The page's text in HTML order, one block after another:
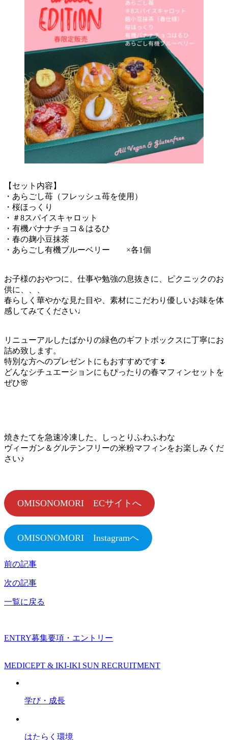
【セット内容】
・あらごし苺（フレッシュ苺を使用）
・桜ほっくり
・＃8スパイスキャロット
・有機バナナチョコ＆はるひ
・春の麹小豆抹茶
・あらごし有機ブルーベリー ×各1個
お子様のおやつに、仕事や勉強の息抜きに、ピクニックのお
供に、、、
春らしく華やかな見た目や、素材にこだわり優しいお味を体
感してみてください♩
リニューアルしたばかりの緑色のギフトボックスに丁寧にお
詰め致します。
特別な方へのプレゼントにもおすすめです🌷
どんなシチュエーションにもぴったりの春マフィンセットを
ぜひ🌸
焼きたてを急速冷凍した、しっとりふわふわな
ヴィーガン＆グルテンフリーの米粉マフィンをお楽しみくだ
さい♪
OMISONOMORI ECサイトへ
OMISONOMORI Instagramへ
前の記事
次の記事
一覧に戻る
ENTRY募集要項・エントリー
MEDICEPT & IKI-IKI SUN RECRUITMENT
学び・成長
はたらく環境